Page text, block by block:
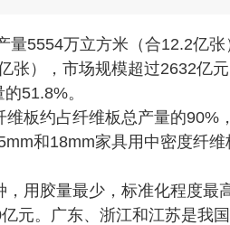
量5554万立方米（合12.2亿
张），市场规模超过2632亿
51.8%。
板约占纤维板总产量的90%
和18mm家具用中密度纤
用胶量最少，标准化程度最
元。广东、浙江和江苏是我